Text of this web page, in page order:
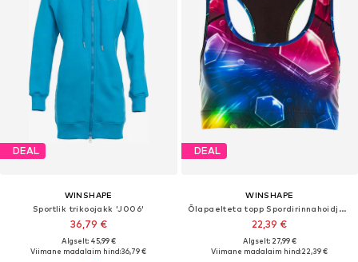
DEAL
WINSHAPE
Sportlik trikoojakk 'J006'
36,79 €
Algselt: 45,99 €
Viimane madalaim hind:36,79 €
DEAL
WINSHAPE
Õlapaelteta topp Spordirinnahoidja 'SB101'
22,39 €
Algselt: 27,99 €
Viimane madalaim hind:22,39 €